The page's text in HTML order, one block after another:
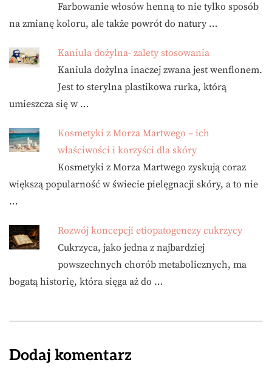
Farbowanie włosów henną to nie tylko sposób
na zmianę koloru, ale także powrót do natury …
Kaniula dożylna- zalety stosowania
Kaniula dożylna inaczej zwana jest wenflonem.
Jest to sterylna plastikowa rurka, którą
umieszcza się w …
Kosmetyki z Morza Martwego – ich
właściwości i korzyści dla skóry
Kosmetyki z Morza Martwego zyskują coraz
większą popularność w świecie pielęgnacji skóry, a to nie
…
Rozwój koncepcji etiopatogenezy cukrzycy
Cukrzyca, jako jedna z najbardziej
powszechnych chorób metabolicznych, ma
bogatą historię, która sięga aż do …
Dodaj komentarz